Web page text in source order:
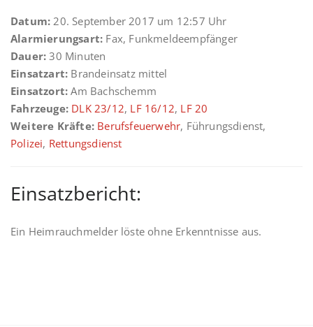
Datum: 20. September 2017 um 12:57 Uhr
Alarmierungsart: Fax, Funkmeldeempfänger
Dauer: 30 Minuten
Einsatzart: Brandeinsatz mittel
Einsatzort: Am Bachschemm
Fahrzeuge: DLK 23/12, LF 16/12, LF 20
Weitere Kräfte: Berufsfeuerwehr, Führungsdienst,
Polizei, Rettungsdienst
Einsatzbericht:
Ein Heimrauchmelder löste ohne Erkenntnisse aus.